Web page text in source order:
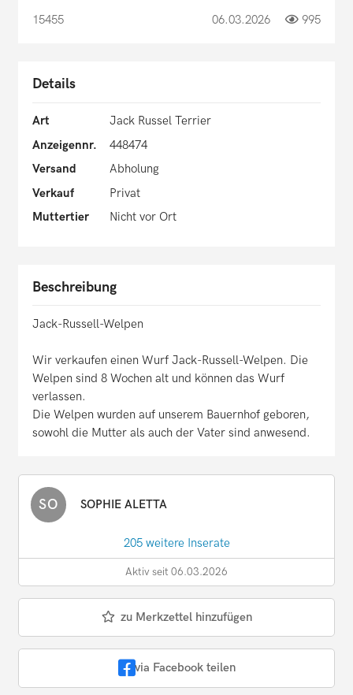
15455 06.03.2026 995
Details
Art
Jack Russel Terrier
Anzeigennr.
448474
Versand
Abholung
Verkauf
Privat
Muttertier
Nicht vor Ort
Beschreibung
Jack-Russell-Welpen
Wir verkaufen einen Wurf Jack-Russell-Welpen. Die
Welpen sind 8 Wochen alt und können das Wurf
verlassen.
Die Welpen wurden auf unserem Bauernhof geboren,
sowohl die Mutter als auch der Vater sind anwesend.
SO SOPHIE ALETTA
205 weitere Inserate
Aktiv seit 06.03.2026
zu Merkzettel hinzufügen
via Facebook teilen